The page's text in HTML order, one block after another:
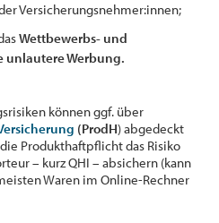
Versicherungsnehmer:innen;
Wettbewerbs- und
unlautere Werbung.
können ggf. über
(ProdH) abgedeckt
Produkthaftpflicht das Risiko
– kurz QHI – absichern (kann
Waren im Online-Rechner